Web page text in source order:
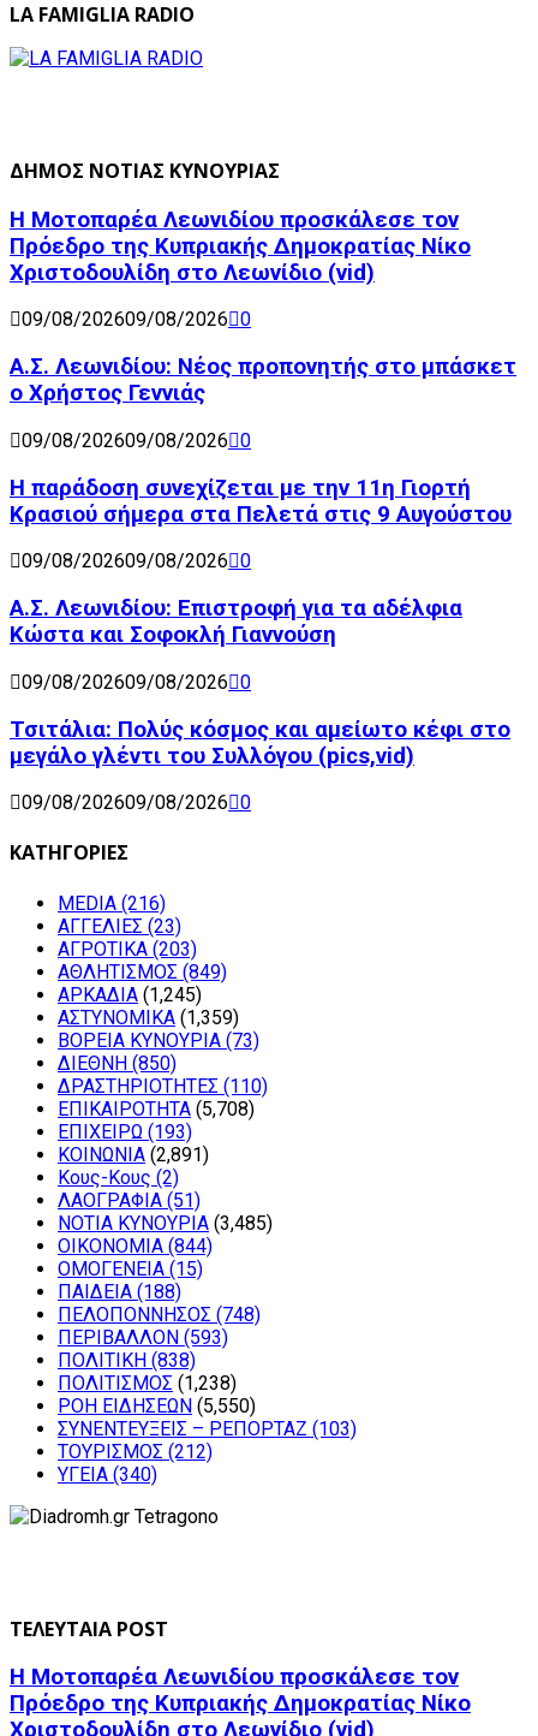
LA FAMIGLIA RADIO
ΔΗΜΟΣ ΝΟΤΙΑΣ ΚΥΝΟΥΡΙΑΣ
Η Μοτοπαρέα Λεωνιδίου προσκάλεσε τον
Πρόεδρο της Κυπριακής Δημοκρατίας Νίκο
Χριστοδουλίδη στο Λεωνίδιο (vid)
09/08/202609/08/2026 0
Α.Σ. Λεωνιδίου: Νέος προπονητής στο μπάσκετ
ο Χρήστος Γεννιάς
09/08/202609/08/2026 0
Η παράδοση συνεχίζεται με την 11η Γιορτή
Κρασιού σήμερα στα Πελετά στις 9 Αυγούστου
09/08/202609/08/2026 0
Α.Σ. Λεωνιδίου: Επιστροφή για τα αδέλφια
Κώστα και Σοφοκλή Γιαννούση
09/08/202609/08/2026 0
Τσιτάλια: Πολύς κόσμος και αμείωτο κέφι στο
μεγάλο γλέντι του Συλλόγου (pics,vid)
09/08/202609/08/2026 0
ΚΑΤΗΓΟΡΙΕΣ
MEDIA (216)
ΑΓΓΕΛΙΕΣ (23)
ΑΓΡΟΤΙΚΑ (203)
ΑΘΛΗΤΙΣΜΟΣ (849)
ΑΡΚΑΔΙΑ (1,245)
ΑΣΤΥΝΟΜΙΚΑ (1,359)
ΒΟΡΕΙΑ ΚΥΝΟΥΡΙΑ (73)
ΔΙΕΘΝΗ (850)
ΔΡΑΣΤΗΡΙΟΤΗΤΕΣ (110)
ΕΠΙΚΑΙΡΟΤΗΤΑ (5,708)
ΕΠΙΧΕΙΡΩ (193)
ΚΟΙΝΩΝΙΑ (2,891)
Κους-Κους (2)
ΛΑΟΓΡΑΦΙΑ (51)
ΝΟΤΙΑ ΚΥΝΟΥΡΙΑ (3,485)
ΟΙΚΟΝΟΜΙΑ (844)
ΟΜΟΓΕΝΕΙΑ (15)
ΠΑΙΔΕΙΑ (188)
ΠΕΛΟΠΟΝΝΗΣΟΣ (748)
ΠΕΡΙΒΑΛΛΟΝ (593)
ΠΟΛΙΤΙΚΗ (838)
ΠΟΛΙΤΙΣΜΟΣ (1,238)
ΡΟΗ ΕΙΔΗΣΕΩΝ (5,550)
ΣΥΝΕΝΤΕΥΞΕΙΣ – ΡΕΠΟΡΤΑΖ (103)
ΤΟΥΡΙΣΜΟΣ (212)
ΥΓΕΙΑ (340)
ΤΕΛΕΥΤΑΙΑ POST
Η Μοτοπαρέα Λεωνιδίου προσκάλεσε τον
Πρόεδρο της Κυπριακής Δημοκρατίας Νίκο
Χριστοδουλίδη στο Λεωνίδιο (vid)